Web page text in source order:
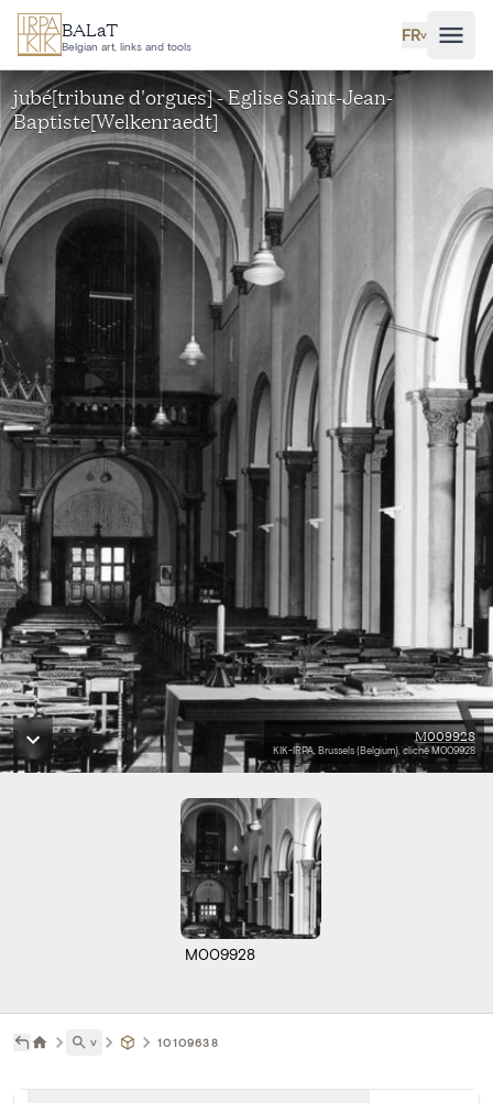
Aller au contenu principal
BALaT
Belgian art, links and tools
FR˅
jubé[tribune d'orgues] - Eglise Saint-Jean-
Baptiste[Welkenraedt]
M009928
KIK-IRPA, Brussels (Belgium), cliché M009928
M009928
˅ 10109638